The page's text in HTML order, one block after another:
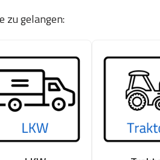
zu gelangen: